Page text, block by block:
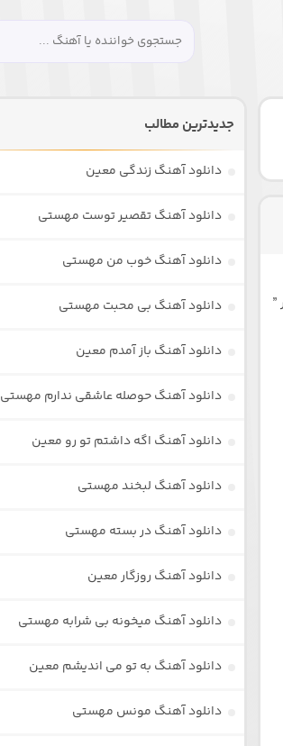
”
جدیدترین مطالب
دانلود آهنگ زندگی معین
دانلود آهنگ تقصیر توست مهستی
دانلود آهنگ خوب من مهستی
دانلود آهنگ بی محبت مهستی
دانلود آهنگ باز آمدم معین
دانلود آهنگ حوصله عاشقی ندارم مهستی
دانلود آهنگ اگه داشتم تو رو معین
دانلود آهنگ لبخند مهستی
دانلود آهنگ در بسته مهستی
دانلود آهنگ روزگار معین
دانلود آهنگ میخونه بی شرابه مهستی
دانلود آهنگ به تو می اندیشم معین
دانلود آهنگ مونس مهستی